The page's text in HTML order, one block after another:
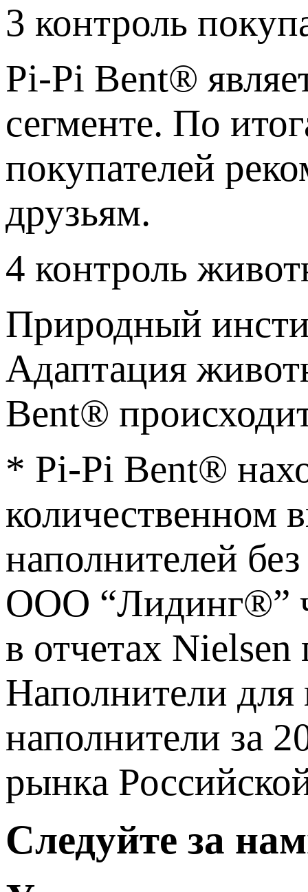
3 контроль
Pi-Pi Bent®
сегменте. По
покупателей
друзьям.
4 контроль
Природный
Адаптация
Bent®
* Pi-Pi Bent®
количественном
наполнителей
ООО “Лидинг®”
в отчетах
Наполнители
наполнители за
рынка
Следуйте за